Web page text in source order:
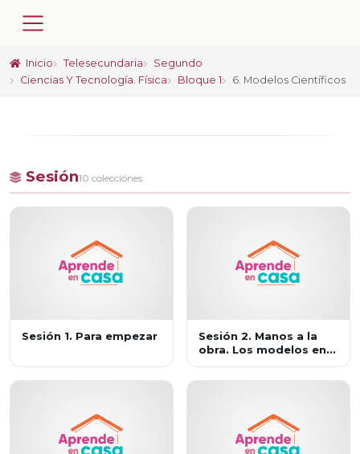
Inicio Telesecundaria
Segundo
Ciencias Y Tecnología. Física
Bloque 1 6. Modelos Científicos
Sesión10 colecciónes
Sesión 1. Para empezar
Sesión 2. Manos a la
obra. Los modelos en